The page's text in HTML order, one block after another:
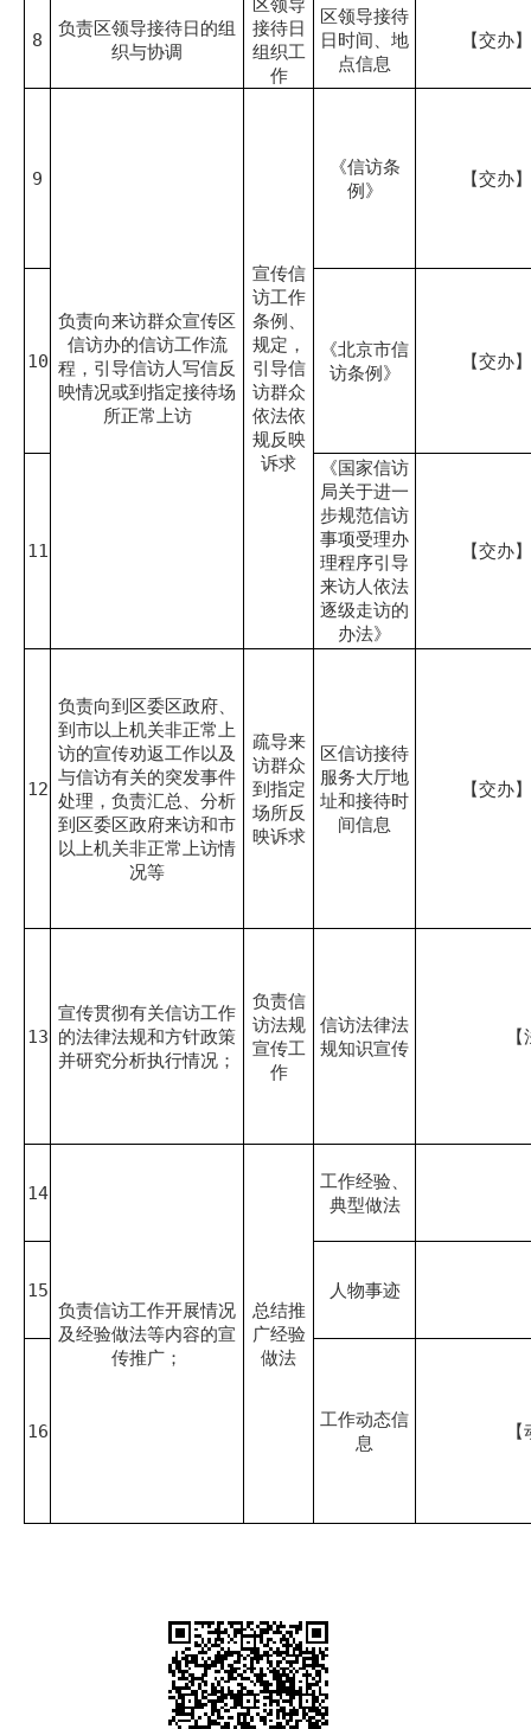
8
负责区领导接待日的组
织与协调
区领导
接待日
组织工
作
区领导接待
日时间、地
点信息
【交办
9
负责向来访群众宣传区
信访办的信访工作流
程，引导信访人写信反
映情况或到指定接待场
所正常上访
宣传信
访工作
条例、
规定，
引导信
访群众
依法依
规反映
诉求
《信访条
例》
【交办
10
《北京市信
访条例》
【交办
11
《国家信访
局关于进一
步规范信访
事项受理办
理程序引导
来访人依法
逐级走访的
办法》
【交办
12
负责向到区委区政府、
到市以上机关非正常上
访的宣传劝返工作以及
与信访有关的突发事件
处理，负责汇总、分析
到区委区政府来访和市
以上机关非正常上访情
况等
疏导来
访群众
到指定
场所反
映诉求
区信访接待
服务大厅地
址和接待时
间信息
【交办
13
宣传贯彻有关信访工作
的法律法规和方针政策
并研究分析执行情况；
负责信
访法规
宣传工
作
信访法律法
规知识宣传
14
负责信访工作开展情况
及经验做法等内容的宣
传推广；
总结推
广经验
做法
工作经验、
典型做法
15 人物事迹
16
工作动态信
息